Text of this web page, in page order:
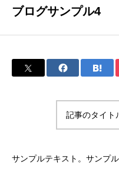
ブログサンプル4
記事のタイト
サンプルテキスト。サンプル